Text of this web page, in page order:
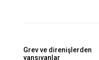
Grev ve direnişlerden
yansıyanlar